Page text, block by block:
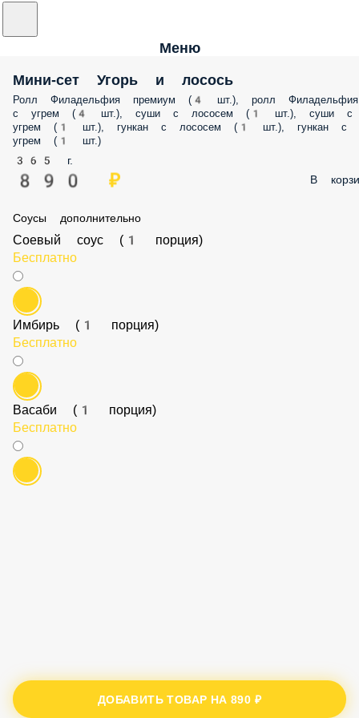
Меню
Мини-сет Угорь и лосось
Ролл Филадельфия премиум (4 шт.), ролл Филадельфия
с угрем (4 шт.), суши с лососем (1 шт.), суши с
угрем (1 шт.), гункан с лососем (1 шт.), гункан с
угрем (1 шт.)
365 г.
890 ₽ В
Соусы дополнительно
Соевый соус (1 порция)
Бесплатно
Имбирь (1 порция)
Бесплатно
Васаби (1 порция)
Бесплатно
ДОБАВИТЬ ТОВАР НА890 ₽